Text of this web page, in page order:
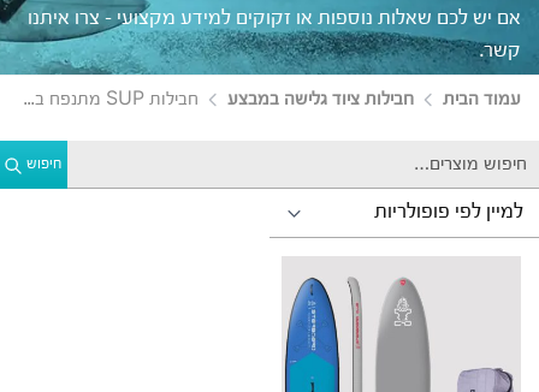
אם יש לכם שאלות נוספות או זקוקים למידע מקצועי – צרו איתנו
קשר.
עמוד הבית חבילות ציוד גלישה במבצע חבילות SUP מתנפח במבצע
חיפוש